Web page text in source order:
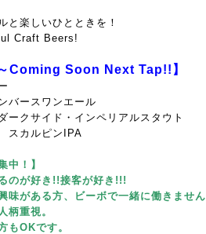
と楽しいひとときを！
Craft Beers!
Coming Soon Next Tap!!】
バースワンエール
ークサイド・インペリアルスタウト
スカルピンIPA
中！】
のが好き!!接客が好き!!!
味がある方、ビーボで一緒に働きませ
柄重視。
もOKです。